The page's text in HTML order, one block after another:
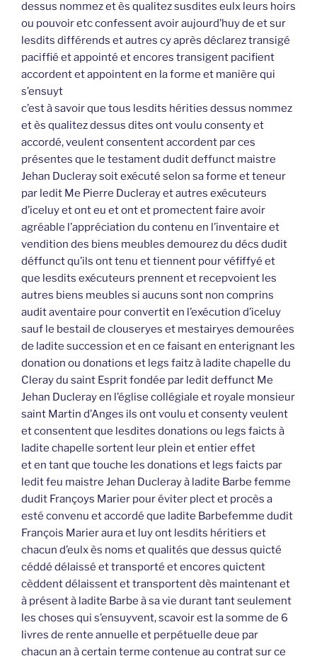
dessus nommez et ès qualitez susdites eulx leurs hoirs
ou pouvoir etc confessent avoir aujourd’huy de et sur
lesdits différends et autres cy après déclarez transigé
paciffié et appointé et encores transigent pacifient
accordent et appointent en la forme et manière qui
s’ensuyt
c’est à savoir que tous lesdits hérities dessus nommez
et ès qualitez dessus dites ont voulu consenty et
accordé, veulent consentent accordent par ces
présentes que le testament dudit deffunct maistre
Jehan Ducleray soit exécuté selon sa forme et teneur
par ledit Me Pierre Ducleray et autres exécuteurs
d’iceluy et ont eu et ont et promectent faire avoir
agréable l’appréciation du contenu en l’inventaire et
vendition des biens meubles demourez du décs dudit
déffunct qu’ils ont tenu et tiennent pour véfiffyé et
que lesdits exécuteurs prennent et recepvoient les
autres biens meubles si aucuns sont non comprins
audit aventaire pour convertit en l’exécution d’iceluy
sauf le bestail de clouseryes et mestairyes demourées
de ladite succession et en ce faisant en enterignant les
donation ou donations et legs faitz à ladite chapelle du
Cleray du saint Esprit fondée par ledit deffunct Me
Jehan Ducleray en l’église collégiale et royale monsieur
saint Martin d’Anges ils ont voulu et consenty veulent
et consentent que lesdites donations ou legs faicts à
ladite chapelle sortent leur plein et entier effet
et en tant que touche les donations et legs faicts par
ledit feu maistre Jehan Ducleray à ladite Barbe femme
dudit Françoys Marier pour éviter plect et procès a
esté convenu et accordé que ladite Barbefemme dudit
François Marier aura et luy ont lesdits héritiers et
chacun d’eulx ès noms et qualités que dessus quicté
céddé délaissé et transporté et encores quictent
cèddent délaissent et transportent dès maintenant et
à présent à ladite Barbe à sa vie durant tant seulement
les choses qui s’ensuyvent, scavoir est la somme de 6
livres de rente annuelle et perpétuelle deue par
chacun an à certain terme contenue au contrat sur ce